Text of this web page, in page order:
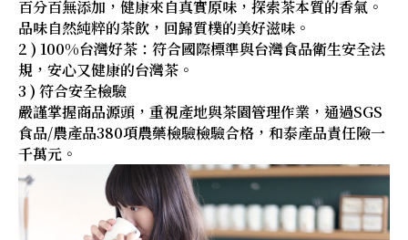
百分百無添加，健康來自真實原味，探索茶本質的香氣。
品味自然純粹的茶飲，回歸質樸的美好滋味。
2 ) 100%台灣好茶：符合國際標準與台灣食品衛生安全法
規，安心又健康的台灣茶。
3 ) 符合安全檢驗
嚴謹掌握商品源頭，重視產地與茶園管理作業，通過SGS
食品/農產品380項農藥檢驗檢驗合格，和泰產品責任險一
千萬元。